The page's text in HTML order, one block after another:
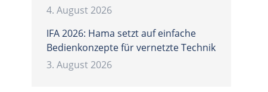
4. August 2026
IFA 2026: Hama setzt auf einfache
Bedienkonzepte für vernetzte Technik
3. August 2026